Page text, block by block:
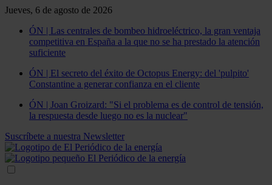
Jueves, 6 de agosto de 2026
ÓN | Las centrales de bombeo hidroeléctrico, la gran ventaja
competitiva en España a la que no se ha prestado la atención
suficiente
ÓN | El secreto del éxito de Octopus Energy: del 'pulpito'
Constantine a generar confianza en el cliente
ÓN | Joan Groizard: "Si el problema es de control de tensión,
la respuesta desde luego no es la nuclear"
Suscríbete a nuestra Newsletter